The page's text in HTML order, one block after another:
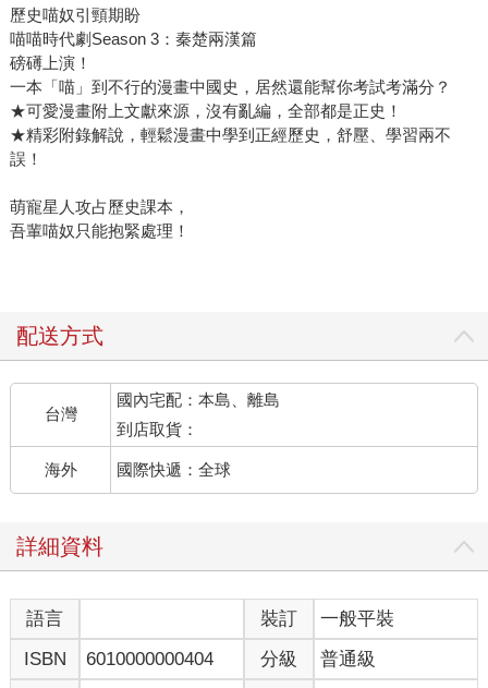
歷史喵奴引頸期盼
喵喵時代劇Season 3：秦楚兩漢篇
磅礡上演！
一本「喵」到不行的漫畫中國史，居然還能幫你考試考滿分？
★可愛漫畫附上文獻來源，沒有亂編，全部都是正史！
★精彩附錄解說，輕鬆漫畫中學到正經歷史，舒壓、學習兩不
誤！
萌寵星人攻占歷史課本，
吾輩喵奴只能抱緊處理！
配送方式
台灣
國內宅配：本島、離島
到店取貨：
海外 國際快遞：全球
詳細資料
語言 裝訂
一般平裝
ISBN
6010000000404 分級 普通級